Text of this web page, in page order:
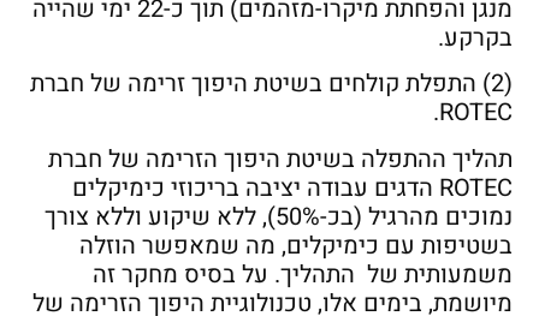
מנגן והפחתת מיקרו-מזהמים) תוך כ-22 ימי שהייה
בקרקע.
(2) התפלת קולחים בשיטת היפוך זרימה של חברת
ROTEC.
תהליך ההתפלה בשיטת היפוך הזרימה של חברת
ROTEC הדגים עבודה יציבה בריכוזי כימיקלים
נמוכים מהרגיל (בכ-50%), ללא שיקוע וללא צורך
בשטיפות עם כימיקלים, מה שמאפשר הוזלה
משמעותית של התהליך. על בסיס מחקר זה
מיושמת, בימים אלו, טכנולוגיית היפוך הזרימה של